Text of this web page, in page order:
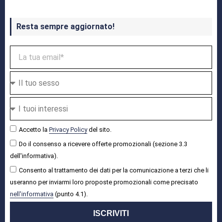
Resta sempre aggiornato!
Accetto la Privacy Policydel sito.
Do il consenso a ricevere offerte promozionali (sezione 3.3
dell'informativa).
Consento al trattamento dei dati per la comunicazione a terzi che li
useranno per inviarmi loro proposte promozionali come precisato
nell'informativa (punto 4.1).
ISCRIVITI